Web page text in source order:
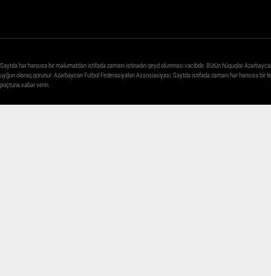
Saytda hər hansısa bir məlumatdan istifadə zamanı istinadın qeyd olunması vacibdir. Bütün hüquqlar
uyğun olaraq qorunur. Azərbaycan Futbol Federasiyaları Assosiasiyası. Saytda istifadə zamanı hər hansısa
poçtuna xəbər verin.